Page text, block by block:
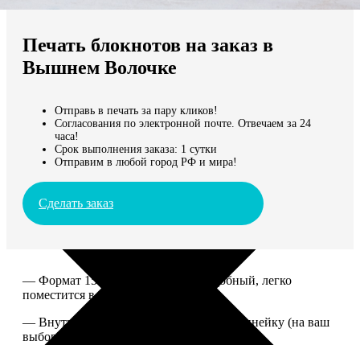
Мы доставляем по всему миру
Продолжить без города
Печать блокнотов на заказ в
Вышнем Волочке
Отправь в печать за пару кликов!
Согласования по электронной почте. Отвечаем за 24
часа!
Срок выполнения заказа: 1 сутки
Отправим в любой город РФ и мира!
Сделать заказ
— Формат 15*20. Компактный и удобный, легко
поместится в сумку или рюкзак.
— Внутри 100 страниц в клетку или в линейку (на ваш
выбор), скрепленных сбоку скобой.